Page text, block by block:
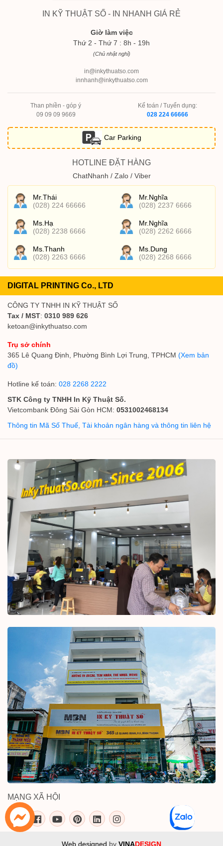
IN KỸ THUẬT SỐ - IN NHANH GIÁ RẺ
Giờ làm việc
Thứ 2 - Thứ 7 : 8h - 19h
(Chủ nhật nghỉ)
in@inkythuatso.com
innhanh@inkythuatso.com
Than phiền - góp ý
09 09 09 9669
Kế toán / Tuyển dụng:
028 224 66666
Car Parking
HOTLINE ĐẶT HÀNG
ChatNhanh / Zalo / Viber
Mr.Thái
(028) 224 66666
Mr.Nghĩa
(028) 2237 6666
Ms.Hạ
(028) 2238 6666
Mr.Nghĩa
(028) 2262 6666
Ms.Thanh
(028) 2263 6666
Ms.Dung
(028) 2268 6666
DIGITAL PRINTING Co., LTD
CÔNG TY TNHH IN KỸ THUẬT SỐ
Tax / MST: 0310 989 626
ketoan@inkythuatso.com
Trụ sở chính
365 Lê Quang Định, Phường Bình Lợi Trung, TPHCM (Xem bản
đồ)
Hotline kế toán: 028 2268 2222
STK Công ty TNHH In Kỹ Thuật Số.
Vietcombank Đông Sài Gòn HCM: 0531002468134
Thông tin Mã Số Thuế, Tài khoản ngân hàng và thông tin liên hệ
MẠNG XÃ HỘI
inkythuatso.com trên các mạng xã
Web designed by VINADESIGN